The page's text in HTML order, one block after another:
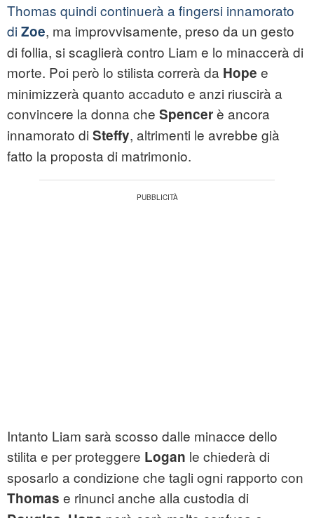
Thomas quindi continuerà a fingersi innamorato
diZoe, ma improvvisamente, preso da un gesto
di follia, si scaglierà contro Liam e lo minaccerà di
morte. Poi però lo stilista correrà da Hope e
minimizzerà quanto accaduto e anzi riuscirà a
convincere la donna che Spencerè ancora
innamorato di Steffy, altrimenti le avrebbe già
fatto la proposta di matrimonio.
Intanto Liam sarà scosso dalle minacce dello
stilita e per proteggere Logan le chiederà di
sposarlo a condizione che tagli ogni rapporto con
Thomas e rinunci anche alla custodia di